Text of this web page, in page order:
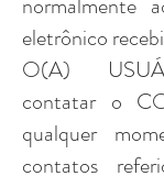
eletrônico
O(A)
contatar o
qualquer
contatos